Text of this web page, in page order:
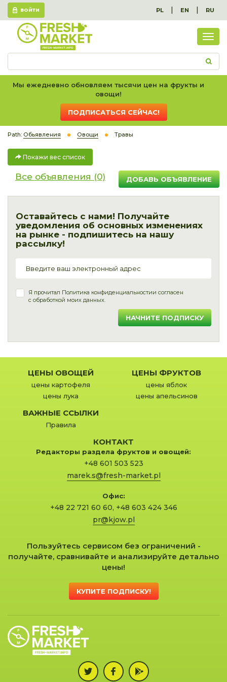
ВОЙТИ PL | EN | RU
вес
Мы ежедневно обновляем тысячи цен на фрукты и
овощи!
ПОДПИСАТЬСЯ СЕЙЧАС!
Path: Обьявления Овощи Травы
Покажи вес список
Все объявления (0) ДОБАВЬ ОБЪЯВЛЕНИЕ
Оставайтесь с нами! Получайте
уведомления об основных изменениях
на рынке - подпишитесь на нашу
рассылку!
Я прочитал Политика конфиденциальностии согласен
с обработкой моих данных.
НАЧНИТЕ ПОДПИСКУ
ЦЕНЫ ОВОЩЕЙ
цены картофеля
цены лука
ЦЕНЫ ФРУКТОВ
цены яблок
цены апельсинов
ВАЖНЫЕ ССЫЛКИ
Правила
КОНТАКТ
Редакторы раздела фруктов и овощей:
+48 601 503 523
marek.s@fresh-market.pl
Офис:
+48 22 721 60 60, +48 603 424 346
pr@kjow.pl
Пользуйтесь сервисом без ограничений -
получайте, сравнивайте и анализируйте детально
цены!
КУПИТЕ ПОДПИСКУ!